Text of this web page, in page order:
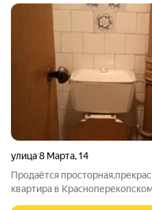
улица 8 Марта,14
Продаётся
квартира в